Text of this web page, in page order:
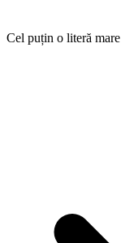
Cel puțin o literă mare